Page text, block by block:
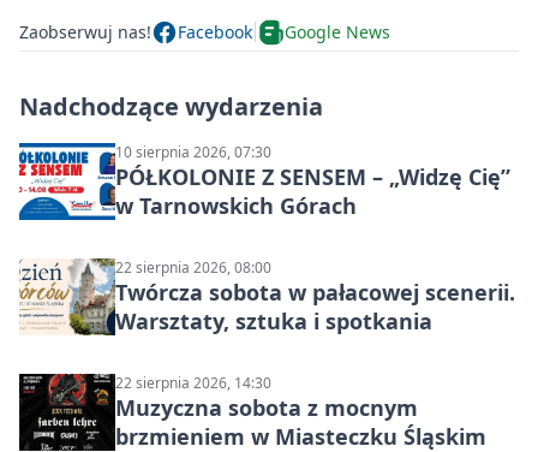
Zaobserwuj nas! Facebook Google News
Nadchodzące wydarzenia
10 sierpnia 2026, 07:30
PÓŁKOLONIE Z SENSEM – „Widzę Cię”
w Tarnowskich Górach
22 sierpnia 2026, 08:00
Twórcza sobota w pałacowej scenerii.
Warsztaty, sztuka i spotkania
22 sierpnia 2026, 14:30
Muzyczna sobota z mocnym
brzmieniem w Miasteczku Śląskim